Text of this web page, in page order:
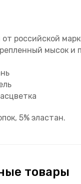
от российской
мысок
5% эластан.
товары